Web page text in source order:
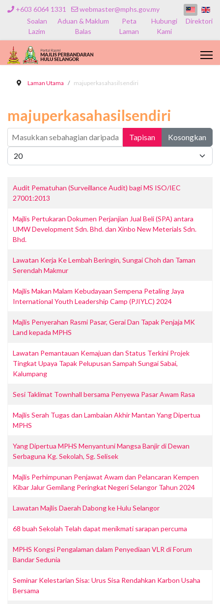
+603 6064 1331
webmaster@mphs.gov.my
Soalan
Lazim
Aduan & Maklum
Balas
Peta
Laman
Hubungi
Kami
Direktori
Laman Utama majuperkasahasilsendiri
majuperkasahasilsendiri
Tapisan Kosongkan
Papar #
Audit Pematuhan (Surveillance Audit) bagi MS ISO/IEC
27001:2013
Majlis Pertukaran Dokumen Perjanjian Jual Beli (SPA) antara
UMW Development Sdn. Bhd. dan Xinbo New Meterials Sdn.
Bhd.
Lawatan Kerja Ke Lembah Beringin, Sungai Choh dan Taman
Serendah Makmur
Majlis Makan Malam Kebudayaan Sempena Petaling Jaya
International Youth Leadership Camp (PJIYLC) 2024
Majlis Penyerahan Rasmi Pasar, Gerai Dan Tapak Penjaja MK
Land kepada MPHS
Lawatan Pemantauan Kemajuan dan Status Terkini Projek
Tingkat Upaya Tapak Pelupusan Sampah Sungai Sabai,
Kalumpang
Sesi Taklimat Townhall bersama Penyewa Pasar Awam Rasa
Majlis Serah Tugas dan Lambaian Akhir Mantan Yang Dipertua
MPHS
Yang Dipertua MPHS Menyantuni Mangsa Banjir di Dewan
Serbaguna Kg. Sekolah, Sg. Selisek
Majlis Perhimpunan Penjawat Awam dan Pelancaran Kempen
Kibar Jalur Gemilang Peringkat Negeri Selangor Tahun 2024
Lawatan Majlis Daerah Dabong ke Hulu Selangor
68 buah Sekolah Telah dapat menikmati sarapan percuma
MPHS Kongsi Pengalaman dalam Penyediaan VLR di Forum
Bandar Sedunia
Seminar Kelestarian Sisa: Urus Sisa Rendahkan Karbon Usaha
Bersama